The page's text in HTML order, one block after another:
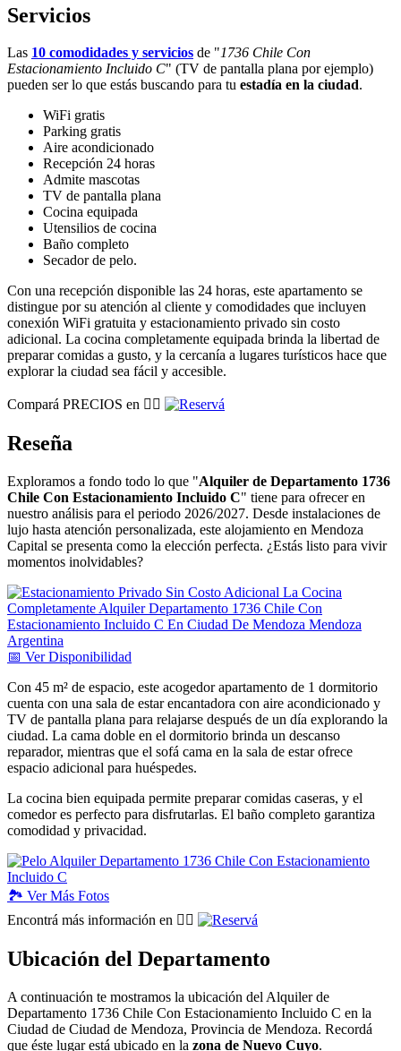
Servicios
Las 10 comodidades y servicios de "1736 Chile Con
Estacionamiento Incluido C" (TV de pantalla plana por ejemplo)
pueden ser lo que estás buscando para tu estadía en la ciudad.
WiFi gratis
Parking gratis
Aire acondicionado
Recepción 24 horas
Admite mascotas
TV de pantalla plana
Cocina equipada
Utensilios de cocina
Baño completo
Secador de pelo.
Con una recepción disponible las 24 horas, este apartamento se
distingue por su atención al cliente y comodidades que incluyen
conexión WiFi gratuita y estacionamiento privado sin costo
adicional. La cocina completamente equipada brinda la libertad de
preparar comidas a gusto, y la cercanía a lugares turísticos hace que
explorar la ciudad sea fácil y accesible.
Compará PRECIOS en 👉🏽
Reseña
Exploramos a fondo todo lo que "Alquiler de Departamento 1736
Chile Con Estacionamiento Incluido C" tiene para ofrecer en
nuestro análisis para el periodo 2026/2027. Desde instalaciones de
lujo hasta atención personalizada, este alojamiento en Mendoza
Capital se presenta como la elección perfecta. ¿Estás listo para vivir
momentos inolvidables?
📅 VerDisponibilidad
Con 45 m² de espacio, este acogedor apartamento de 1 dormitorio
cuenta con una sala de estar encantadora con aire acondicionado y
TV de pantalla plana para relajarse después de un día explorando la
ciudad. La cama doble en el dormitorio brinda un descanso
reparador, mientras que el sofá cama en la sala de estar ofrece
espacio adicional para huéspedes.
La cocina bien equipada permite preparar comidas caseras, y el
comedor es perfecto para disfrutarlas. El baño completo garantiza
comodidad y privacidad.
🏞️ VerMás Fotos
Encontrá más información en 👉🏽
Ubicación del Departamento
A continuación te mostramos la ubicación del Alquiler de
Departamento 1736 Chile Con Estacionamiento Incluido C en la
Ciudad de Ciudad de Mendoza, Provincia de Mendoza. Recordá
que éste lugar está ubicado en la zona de Nuevo Cuyo.